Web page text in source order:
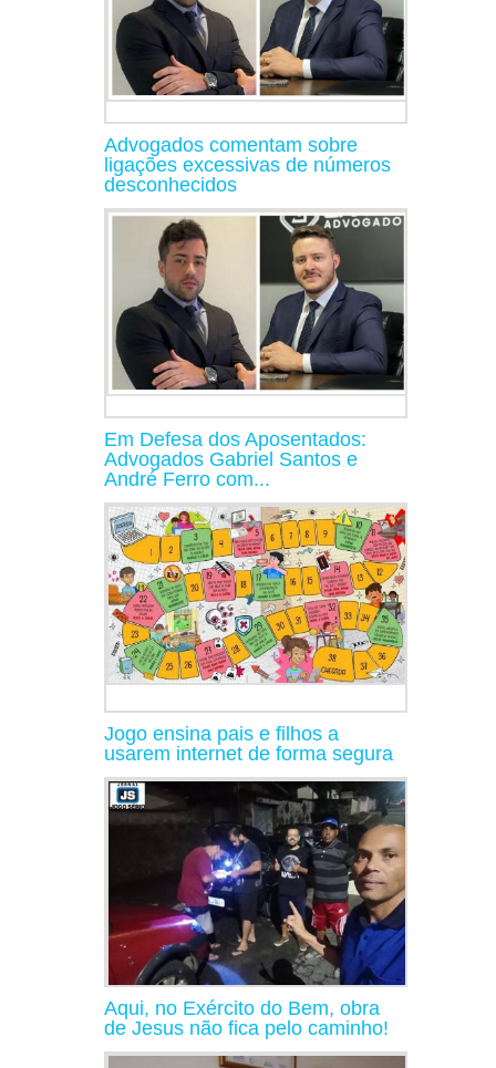
Advogados comentam sobre
ligações excessivas de números
desconhecidos
Em Defesa dos Aposentados:
Advogados Gabriel Santos e
André Ferro com...
Jogo ensina pais e filhos a
usarem internet de forma segura
Aqui, no Exército do Bem, obra
de Jesus não fica pelo caminho!